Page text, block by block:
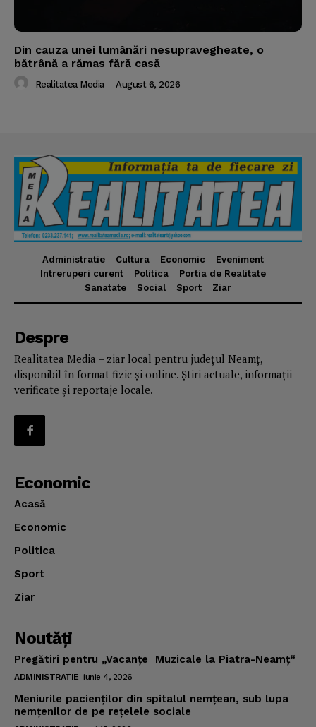
Din cauza unei lumânări nesupravegheate, o
bătrână a rămas fără casă
Realitatea Media - August 6, 2026
Administratie Cultura Economic
Eveniment
Intreruperi curent
Politica
Portia de Realitate
Sanatate
Social Sport Ziar
Despre
Realitatea Media – ziar local pentru județul Neamț,
disponibil în format fizic și online. Știri actuale, informații
verificate și reportaje locale.
Economic
Acasă
Economic
Politica
Sport
Ziar
Noutăţi
Pregătiri pentru „Vacanţe Muzicale la Piatra-Neamţ“
ADMINISTRATIE iunie 4, 2026
Meniurile pacienţilor din spitalul nemţean, sub lupa
nemţenilor de pe reţelele sociale